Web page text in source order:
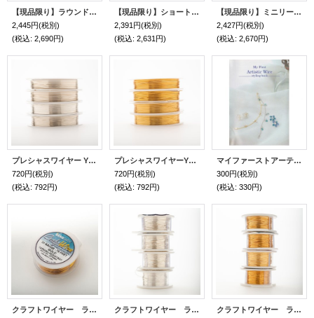
【現品限り】ラウンドノーズプライヤー
2,445円(税別)
(税込: 2,690円)
【現品限り】ショートニードルノーズプライヤー
2,391円(税別)
(税込: 2,631円)
【現品限り】ミニリードペンチ
2,427円(税別)
(税込: 2,670円)
プレシャスワイヤー YOGOX シルバー（#22/#24/#26/#28）
720円(税別)
(税込: 792円)
プレシャスワイヤーYOGOX ゴールド （#22/#24/#26/#28）
720円(税別)
(税込: 792円)
マイファーストアーティスティックワイヤー
300円(税別)
(税込: 330円)
クラフトワイヤー ラウンド （NTゴールド#20）
クラフトワイヤー ラウンド（NTシルバー・#18#20/#22/#24/#26/#28）
クラフトワイヤー ラウンド （NTゴールド・#18/#20/#22/#24/#26/#28）